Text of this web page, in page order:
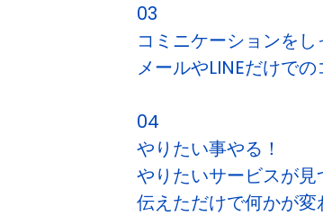
03
コミニケーションをし
メールやLINEだけで
04
やりたい事やる！
やりたいサービスが
伝えただけで何かが変